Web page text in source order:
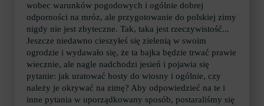
wobec warunków pogodowych i ogólnie dobrej
odporności na mróz, ale przygotowanie do polskiej zimy
nigdy nie jest zbyteczne. Tak, taka jest rzeczywistość...
Jeszcze niedawno cieszyłeś się zielenią w swoim
ogrodzie i wydawało się, że ta bajka będzie trwać prawie
wiecznie, ale nagle nadchodzi jesień i pojawia się
pytanie: jak uratować hosty do wiosny i ogólnie, czy
należy je okrywać na zimę? Aby odpowiedzieć na te i
inne pytania w uporządkowany sposób, postaraliśmy się